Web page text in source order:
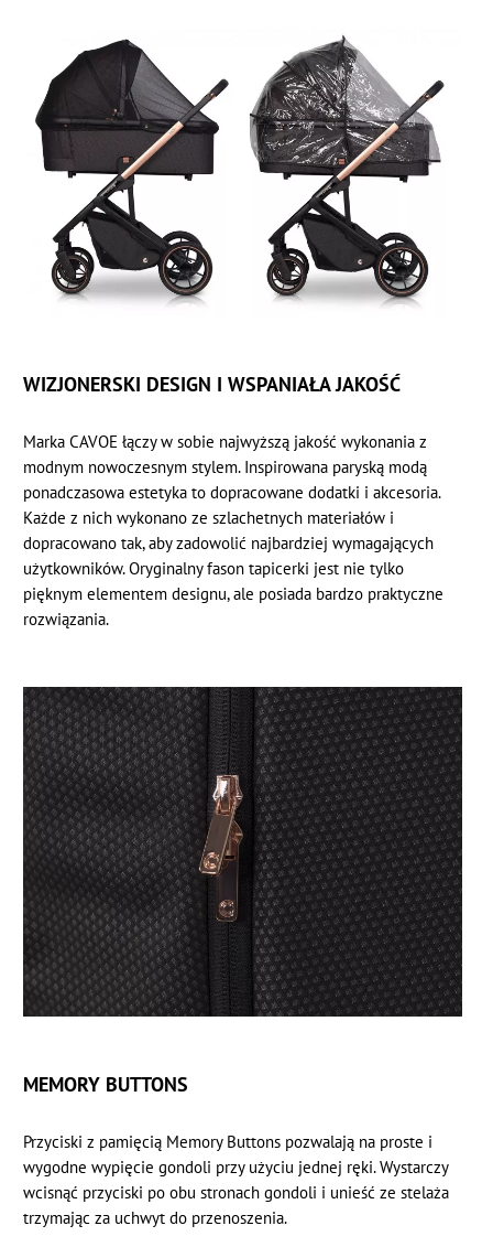
WIZJONERSKI DESIGN I WSPANIAŁA JAKOŚĆ
Marka CAVOE łączy w sobie najwyższą jakość wykonania z
modnym nowoczesnym stylem. Inspirowana paryską modą
ponadczasowa estetyka to dopracowane dodatki i akcesoria.
Każde z nich wykonano ze szlachetnych materiałów i
dopracowano tak, aby zadowolić najbardziej wymagających
użytkowników. Oryginalny fason tapicerki jest nie tylko
pięknym elementem designu, ale posiada bardzo praktyczne
rozwiązania.
MEMORY BUTTONS
Przyciski z pamięcią Memory Buttons pozwalają na proste i
wygodne wypięcie gondoli przy użyciu jednej ręki. Wystarczy
wcisnąć przyciski po obu stronach gondoli i unieść ze stelaża
trzymając za uchwyt do przenoszenia.